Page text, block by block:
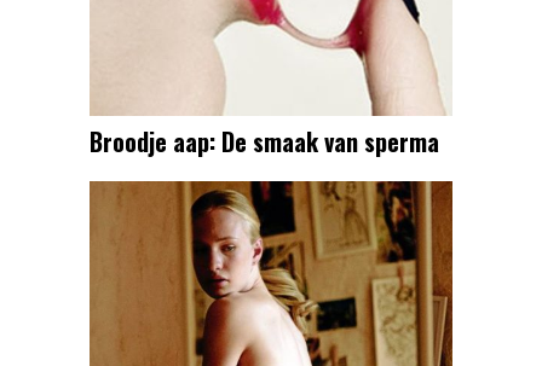
Broodje aap: De smaak van sperma